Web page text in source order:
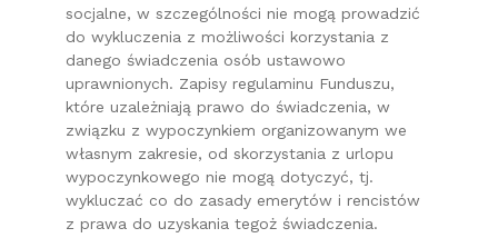
socjalne, w szczególności nie mogą prowadzić
do wykluczenia z możliwości korzystania z
danego świadczenia osób ustawowo
uprawnionych. Zapisy regulaminu Funduszu,
które uzależniają prawo do świadczenia, w
związku z wypoczynkiem organizowanym we
własnym zakresie, od skorzystania z urlopu
wypoczynkowego nie mogą dotyczyć, tj.
wykluczać co do zasady emerytów i rencistów
z prawa do uzyskania tegoż świadczenia.